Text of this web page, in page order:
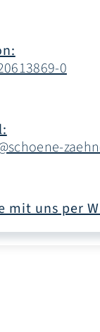
0
mit uns per